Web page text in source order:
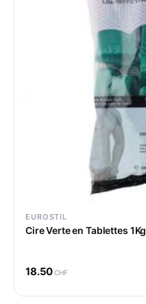
EUROSTIL
Cire Verte en Tablettes 1Kg
18.50CHF